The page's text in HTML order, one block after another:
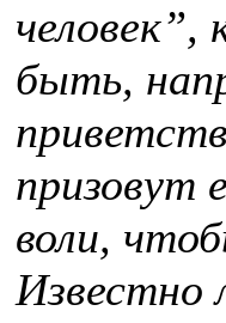
быть,
призовут
воли,
Известно